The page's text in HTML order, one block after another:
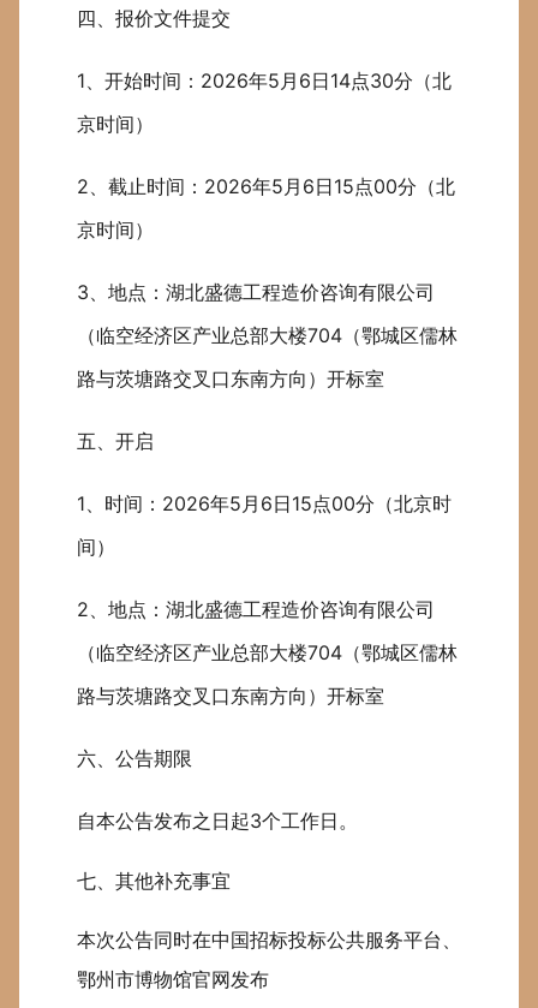
四、报价文件提交
1、开始时间：2026年5月6日14点30分（北
京时间）
2、截止时间：2026年5月6日15点00分（北
京时间）
3、地点：湖北盛德工程造价咨询有限公司
（临空经济区产业总部大楼704（鄂城区儒林
路与茨塘路交叉口东南方向）开标室
五、开启
1、时间：2026年5月6日15点00分（北京时
间）
2、地点：湖北盛德工程造价咨询有限公司
（临空经济区产业总部大楼704（鄂城区儒林
路与茨塘路交叉口东南方向）开标室
六、公告期限
自本公告发布之日起3个工作日。
七、其他补充事宜
本次公告同时在中国招标投标公共服务平台、
鄂州市博物馆官网发布